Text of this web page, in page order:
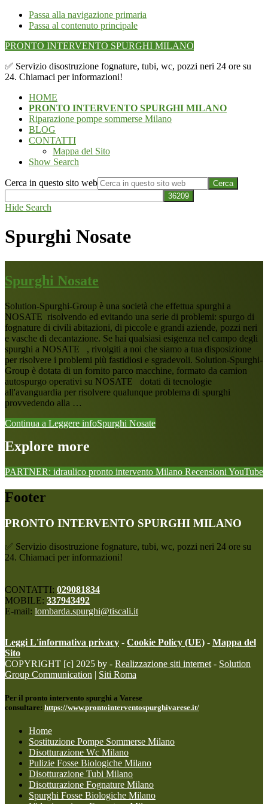
Passa alla navigazione primaria
Passa al contenuto principale
PRONTO INTERVENTO SPURGHI MILANO
✅ Servizio disostruzione fognature, tubi, wc, pozzi neri 24 ore su
24. Chiamaci per informazioni!
HOME
PRONTO INTERVENTO SPURGHI MILANO
Riparazione pompe sommerse Milano
BLOG
CONTATTI
Mappa del Sito
Show Search
Cerca in questo sito web
Hide Search
Spurghi Nosate
Spurghi Nosate
Solution-Spurghi-Group è una società che effettua spurghi a
NOSATE risolvendo ed evitando una serie di problemi: spurgo di
fognature di civili abitazioni, di piccole e grandi aziende, pozzi neri
e vasche di decantazione. Se hai qualsiasi esigenza nel campo degli
spurghi a NOSATE , rivolgiti a noi che siamo a tua disposizione
per risolvere i problemi più fastidiosi e sgradevoli. Solution-Spurghi-
Group è dotata di un fornito parco macchine, formato da camion
autospurgo operativi su NOSATE dotati di tecnologie
all'avanguardia per risolvere qualunque problema di spurghi
provvedendo alla …
Continua a Leggere infoSpurghi Nosate
Explore more
PARTNER: idraulico pronto intervento Milano Recensioni YouTube
Footer
PRONTO INTERVENTO SPURGHI MILANO
✅ Servizio disostruzione fognature, tubi, wc, pozzi neri 24 ore su
24. Chiamaci per informazioni!
CONTATTI: 029081834
MOBILE: 337943492
E-mail: lombarda.spurghi@tiscali.it
Leggi L'informativa privacy - Cookie Policy (UE) - Mappa del
Sito
COPYRIGHT [c] 2025 by - Realizzazione siti internet - Solution
Group Communication | Siti Roma
Per il pronto intervento spurghi a Varese
consultare: https://www.prontointerventospurghivarese.it/
Home
Sostituzione Pompe Sommerse Milano
Disotturazione Wc Milano
Pulizie Fosse Biologiche Milano
Disotturazione Tubi Milano
Disotturazione Fognature Milano
Spurghi Fosse Biologiche Milano